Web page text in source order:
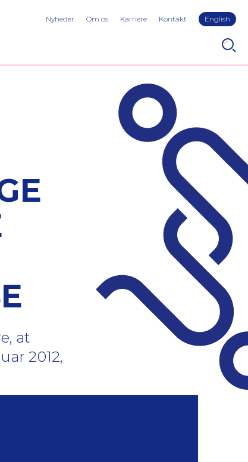
Nyheder Om os Karriere Kontakt English
at
2012,